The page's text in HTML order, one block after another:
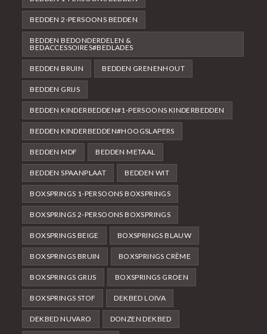
BEDDEN 2-PERSOONS BEDDEN
BEDDEN BEDONDERDELEN &
BEDACCESSOIRES#BEDLADES
BEDDEN BRUIN BEDDEN GRENENHOUT
BEDDEN GRIJS
BEDDEN KINDERBEDDEN#1-PERSOONS KINDERBEDDEN
BEDDEN KINDERBEDDEN#HOOGSLAPERS
BEDDEN MDF BEDDEN METAAL
BEDDEN SPAANPLAAT BEDDEN WIT
BOXSPRINGS 1-PERSOONS BOXSPRINGS
BOXSPRINGS 2-PERSOONS BOXSPRINGS
BOXSPRINGS BEIGE BOXSPRINGS BLAUW
BOXSPRINGS BRUIN BOXSPRINGS CRÈME
BOXSPRINGS GRIJS BOXSPRINGS GROEN
BOXSPRINGS STOF DEKBED LOIVA
DEKBED NUVARO DONZEN DEKBED